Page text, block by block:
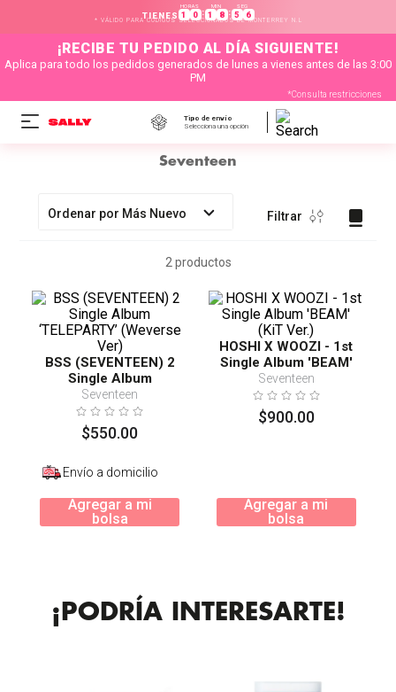
TIENES
HORAS
1 0 :
MIN
1 8 :
SEG
5 6
* VÁLIDO PARA CÓDIGOS SELECCIONADOS DE MONTERREY N.L
¡RECIBE TU PEDIDO AL DÍA SIGUIENTE!
Aplica para todo los pedidos generados de lunes a vienes antes de las 3:00
PM
*Consulta restricciones
Tipo de envío
Selecciona una opción
Seventeen
Ordenar por Más Nuevo Filtrar
2 productos
BSS (SEVENTEEN) 2
Single Album
‘TELEPARTY’ (Weverse
Ver)
Seventeen
$550.00
Envío a domicilio
Agregar a mi
bolsa
HOSHI X WOOZI - 1st
Single Album 'BEAM'
(KiT Ver.)
Seventeen
$900.00
Agregar a mi
bolsa
¡PODRÍA INTERESARTE!